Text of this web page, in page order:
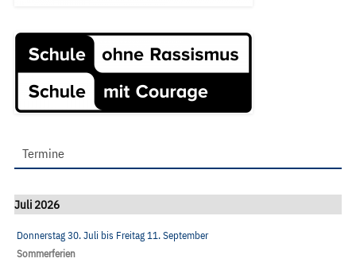
Termine
Juli 2026
Donnerstag 30. Juli bis Freitag 11. September
Sommerferien